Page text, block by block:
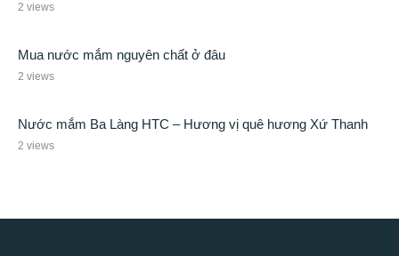
2 views
Mua nước mắm nguyên chất ở đâu
2 views
Nước mắm Ba Làng HTC – Hương vị quê hương Xứ Thanh
2 views